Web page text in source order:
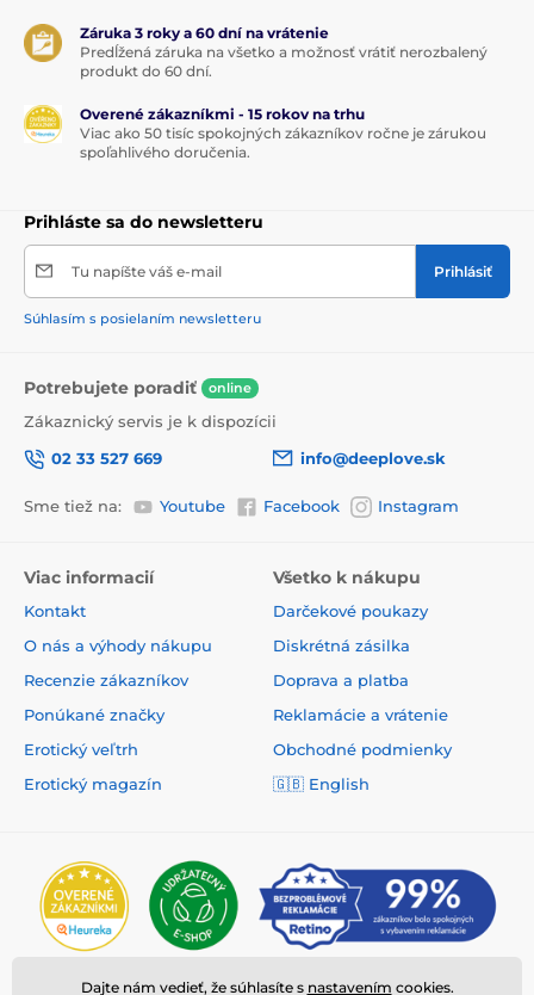
Záruka 3 roky a 60 dní na vrátenie
Predĺžená záruka na všetko a možnosť vrátiť nerozbalený
produkt do 60 dní.
Overené zákazníkmi - 15 rokov na trhu
Viac ako 50 tisíc spokojných zákazníkov ročne je zárukou
spoľahlivého doručenia.
Prihláste sa do newsletteru
Tu napíšte váš e-mail Prihlásiť
Súhlasím s posielaním newsletteru
Potrebujete poradiť online
Zákaznický servis je k dispozícii
02 33 527 669
info@deeplove.sk
Sme tiež na: Youtube Facebook Instagram
Viac informacií
Kontakt
O nás a výhody nákupu
Recenzie zákazníkov
Ponúkané značky
Erotický veľtrh
Erotický magazín
Všetko k nákupu
Darčekové poukazy
Diskrétná zásilka
Doprava a platba
Reklamácie a vrátenie
Obchodné podmienky
🇬🇧 English
Dajte nám vedieť, že súhlasíte s nastavením cookies.